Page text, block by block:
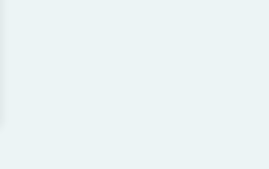
usuarios interactúan